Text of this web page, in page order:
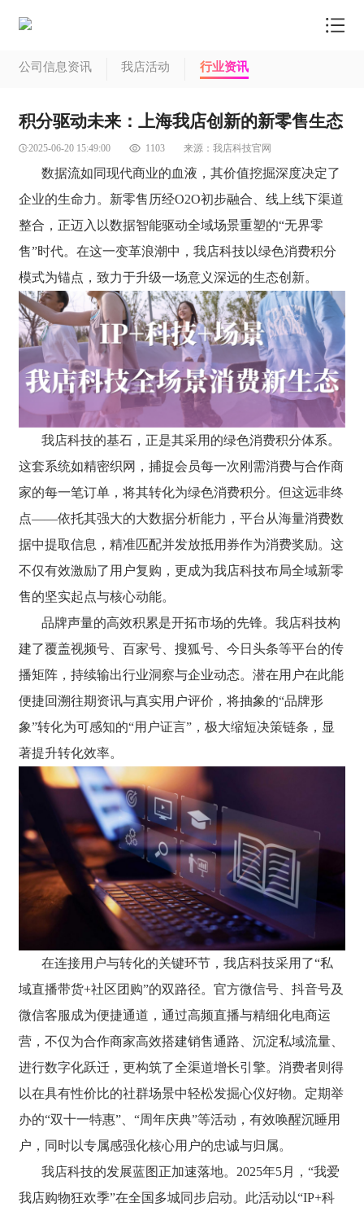
我店首页
商户中心
信息资讯
了解我店
联系我店
公司信息资讯 我店活动 行业资讯
积分驱动未来：上海我店创新的新零售生态
2025-06-20 15:49:00 1103 来源：我店科技官网
数据流如同现代商业的血液，其价值挖掘深度决定了
企业的生命力。新零售历经O2O初步融合、线上线下渠道
整合，正迈入以数据智能驱动全域场景重塑的“无界零
售”时代。在这一变革浪潮中，我店科技以绿色消费积分
模式为锚点，致力于升级一场意义深远的生态创新。
我店科技的基石，正是其采用的绿色消费积分体系。
这套系统如精密织网，捕捉会员每一次刚需消费与合作商
家的每一笔订单，将其转化为绿色消费积分。但这远非终
点——依托其强大的大数据分析能力，平台从海量消费数
据中提取信息，精准匹配并发放抵用券作为消费奖励。这
不仅有效激励了用户复购，更成为我店科技布局全域新零
售的坚实起点与核心动能。
品牌声量的高效积累是开拓市场的先锋。我店科技构
建了覆盖视频号、百家号、搜狐号、今日头条等平台的传
播矩阵，持续输出行业洞察与企业动态。潜在用户在此能
便捷回溯往期资讯与真实用户评价，将抽象的“品牌形
象”转化为可感知的“用户证言”，极大缩短决策链条，显
著提升转化效率。
在连接用户与转化的关键环节，我店科技采用了“私
域直播带货+社区团购”的双路径。官方微信号、抖音号及
微信客服成为便捷通道，通过高频直播与精细化电商运
营，不仅为合作商家高效搭建销售通路、沉淀私域流量、
进行数字化跃迁，更构筑了全渠道增长引擎。消费者则得
以在具有性价比的社群场景中轻松发掘心仪好物。定期举
办的“双十一特惠”、“周年庆典”等活动，有效唤醒沉睡用
户，同时以专属感强化核心用户的忠诚与归属。
我店科技的发展蓝图正加速落地。2025年5月，“我爱
我店购物狂欢季”在全国多城同步启动。此活动以“IP+科